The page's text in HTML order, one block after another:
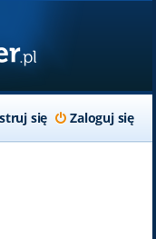
Zaloguj się
się